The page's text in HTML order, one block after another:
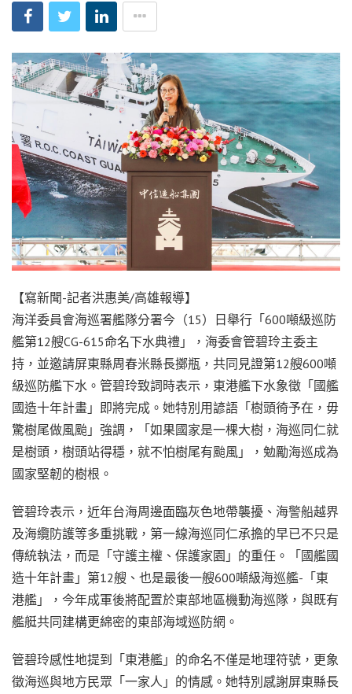
【寫新聞-記者洪惠美/高雄報導】
海洋委員會海巡署艦隊分署今（15）日舉行「600噸級巡防
艦第12艘CG-615命名下水典禮」，海委會管碧玲主委主
持，並邀請屏東縣周春米縣長擲瓶，共同見證第12艘600噸
級巡防艦下水。管碧玲致詞時表示，東港艦下水象徵「國艦
國造十年計畫」即將完成。她特別用諺語「樹頭徛予在，毋
驚樹尾做風颱」強調，「如果國家是一棵大樹，海巡同仁就
是樹頭，樹頭站得穩，就不怕樹尾有颱風」，勉勵海巡成為
國家堅韌的樹根。
管碧玲表示，近年台海周邊面臨灰色地帶襲擾、海警船越界
及海纜防護等多重挑戰，第一線海巡同仁承擔的早已不只是
傳統執法，而是「守護主權、保護家園」的重任。「國艦國
造十年計畫」第12艘、也是最後一艘600噸級海巡艦-「東
港艦」，今年成軍後將配置於東部地區機動海巡隊，與既有
艦艇共同建構更綿密的東部海域巡防網。
管碧玲感性地提到「東港艦」的命名不僅是地理符號，更象
徵海巡與地方民眾「一家人」的情感。她特別感謝屏東縣長